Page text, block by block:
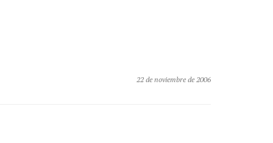
22 de noviembre de 2006